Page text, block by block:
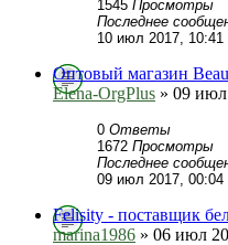
1545 Просмотры
Последнее
10 июл 2017, 10:41
Оптовый магазин
Elena-OrgPlus » 09
0 Ответы
1672 Просмотры
Последнее
09 июл 2017, 00:04
Felisity - поставщик
marina1986 » 06 июл